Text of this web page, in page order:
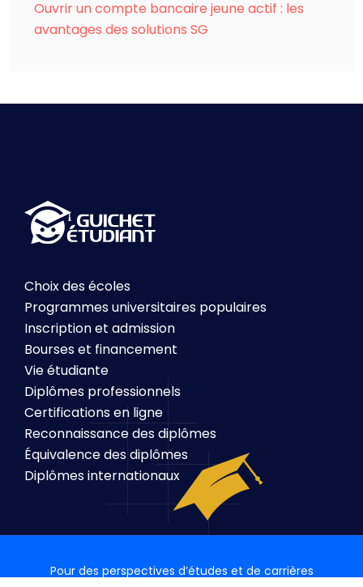
Ouvrir un compte bancaire jeune actif : les
avantages des solutions SG
Choix des écoles
Programmes universitaires populaires
Inscription et admission
Bourses et financement
Vie étudiante
Diplômes professionnels
Certifications en ligne
Reconnaissance des diplômes
Équivalence des diplômes
Diplômes internationaux
Pour des perspectives d’études et de carrières